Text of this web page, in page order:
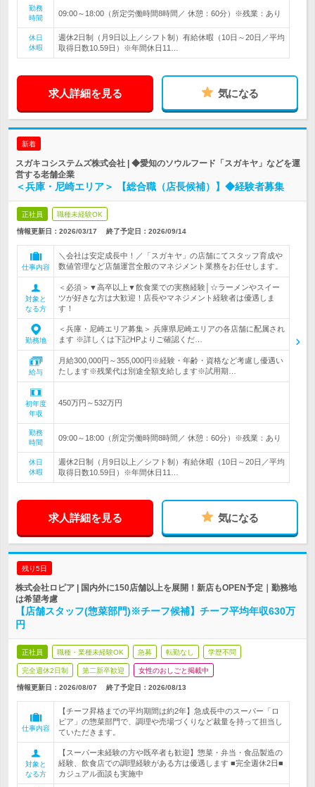
勤務
時間
09:00～18:00（所定労働時間8時間／ 休憩：60分）※残業：あり
休日
休暇
週休2日制（月9日以上／シフト制）有給休暇（10日～20日／平均
取得日数10.59日）※年間休日11…
求人詳細を見る 気になる
新着
スガキコシステムズ株式会社 | ◆愛知のソウルフード「スガキヤ」などを運
営する老舗企業
＜兵庫・尼崎エリア＞ 【総合職（店長候補）】◆経験者募集
正社員 職種未経験OK
情報更新日：2026/03/17 終了予定日： 2026/09/14
仕事内容
＼会社は安定成長中！／「スガキヤ」の店舗にてスタッフ育成や
数値管理など店舗運営全般のマネジメント業務をお任せします。
対象と
なる方
＜必須＞▼高卒以上▼飲食業での実務経験│☆ラーメンやスイー
ツが好きな方は大歓迎！店長やマネジメント経験者は優遇しま
す！
勤務地
＜兵庫・尼崎エリア募集＞ 兵庫県尼崎エリアの各店舗に配属され
ます ※詳しくは下記HPよりご確認くだ…
給与
月給300,000円～355,000円※経験・年齢・資格など考慮し優遇い
たします※残業代は別途全額支給します※試用期…
初年度
年収
450万円～532万円
勤務
時間
09:00～18:00（所定労働時間8時間／ 休憩：60分）※残業：あり
休日
休暇
週休2日制（月9日以上／シフト制）有給休暇（10日～20日／平均
取得日数10.59日）※年間休日11…
求人詳細を見る 気になる
残り5日
株式会社ロピア | 国内外に150店舗以上を展開！新店もOPEN予定｜勤務地
は希望考慮
【店舗スタッフ(惣菜部門)※チーフ候補】チーフ平均年収630万
円
正社員 職種・業種未経験OK 急募 転勤なし 学歴不問
完全週休2日制 第二新卒歓迎 女性のおしごと掲載中
情報更新日：2026/08/07 終了予定日： 2026/08/13
仕事内容
【チーフ昇格までの平均期間は約2年】急成長中のスーパー「ロ
ピア」の惣菜部門で、調理や売場づくりなど裁量を持って担当し
ていただきます。
対象と
なる方
【スーパー未経験の方や既卒者も歓迎】惣菜・弁当・食品製造の
経験、飲食店での調理経験がある方は優遇します ■完全週休2日■
カジュアル面談も実施中